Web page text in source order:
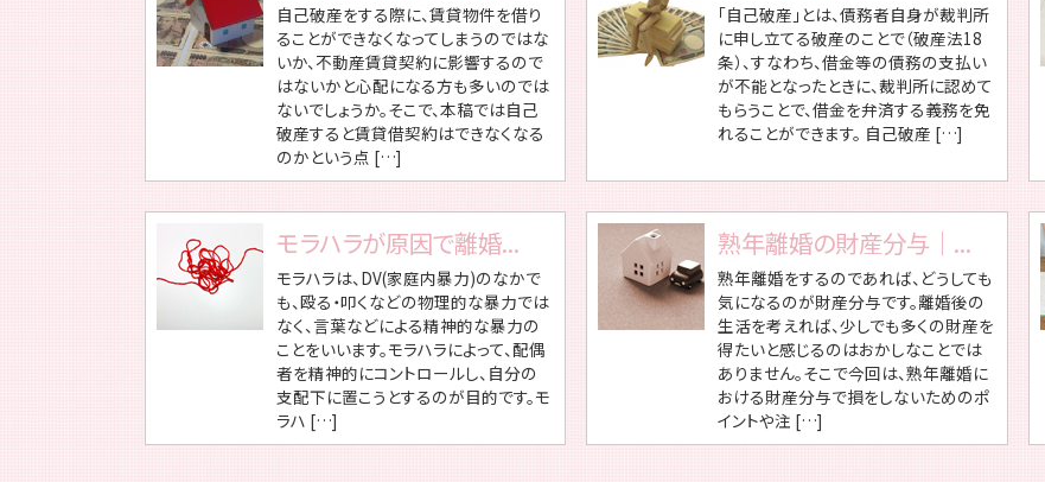
自己破産をする際に、賃貸物件を借り
ることができなくなってしまうのではな
いか、不動産賃貸契約に影響するので
はないかと心配になる方も多いのでは
ないでしょうか。そこで、本稿では自己
破産すると賃貸借契約はできなくなる
のかという点 […]
「自己破産」とは、債務者自身が裁判所
に申し立てる破産のことで（破産法18
条）、すなわち、借金等の債務の支払い
が不能となったときに、裁判所に認めて
もらうことで、借金を弁済する義務を免
れることができます。 自己破産 […]
モラハラが原因で離婚...
モラハラは、DV(家庭内暴力)のなかで
も、殴る・叩くなどの物理的な暴力では
なく、言葉などによる精神的な暴力の
ことをいいます。モラハラによって、配偶
者を精神的にコントロールし、自分の
支配下に置こうとするのが目的です。モ
ラハ […]
熟年離婚の財産分与｜...
熟年離婚をするのであれば、どうしても
気になるのが財産分与です。離婚後の
生活を考えれば、少しでも多くの財産を
得たいと感じるのはおかしなことでは
ありません。そこで今回は、熟年離婚に
おける財産分与で損をしないためのポ
イントや注 […]